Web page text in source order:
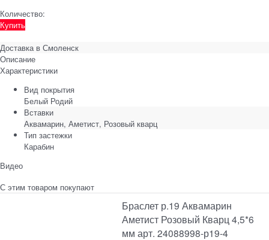
Количество:
Купить
Доставка в Смоленск
Описание
Характеристики
Вид покрытия
Белый Родий
Вставки
Аквамарин, Аметист, Розовый кварц
Тип застежки
Карабин
Видео
С этим товаром покупают
Браслет р.19 Аквамарин
Аметист Розовый Кварц 4,5*6
мм арт. 24088998-р19-4